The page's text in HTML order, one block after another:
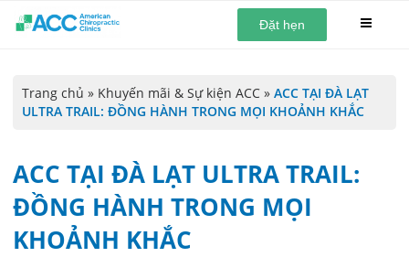
Đặt hẹn
Trang chủ » Khuyến mãi & Sự kiện ACC » ACC TẠI ĐÀ LẠT
ULTRA TRAIL: ĐỒNG HÀNH TRONG MỌI KHOẢNH KHẮC
ACC TẠI ĐÀ LẠT ULTRA TRAIL:
ĐỒNG HÀNH TRONG MỌI
KHOẢNH KHẮC